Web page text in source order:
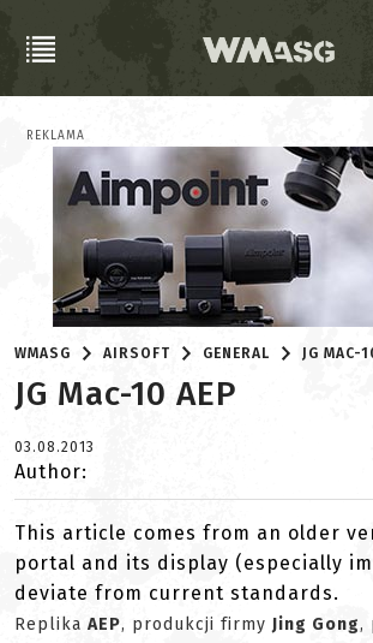
REKLAMA
WMASG AIRSOFT GENERAL JG MAC-
JG Mac-10 AEP
03.08.2013
Author:
This article comes from an older
portal and its display (especially
deviate from current standards.
Replika AEP, produkcji firmy Jing Gong,